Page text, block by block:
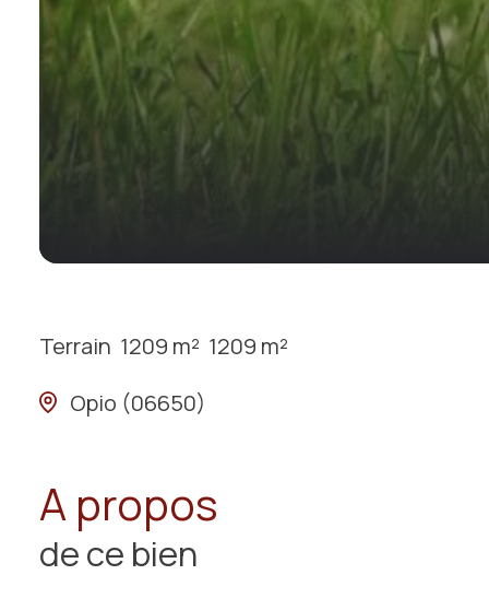
Terrain 1209 m² 1209 m²
Opio (06650)
A propos
de ce bien